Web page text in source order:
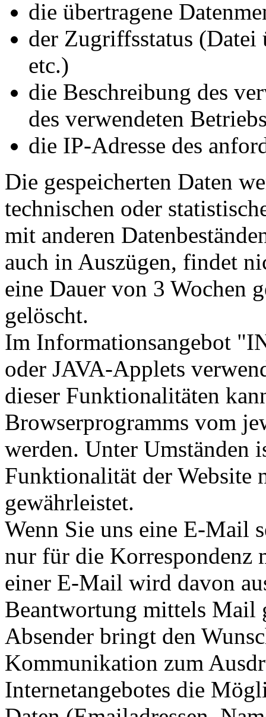
die übertragene
der Zugriffsstatus (Datei
etc.)
die Beschreibung des
des verwendeten
die IP-Adresse des
Die gespeicherten Daten
technischen oder
mit anderen
auch in Auszügen, findet
eine Dauer von 3 Wochen
gelöscht.
Im Informationsangebot
oder JAVA-Applets
dieser Funktionalitäten
Browserprogramms vom
werden. Unter Umständen
Funktionalität der Website
gewährleistet.
Wenn Sie uns eine E-Mail
nur für die Korrespondenz
einer E-Mail wird davon
Beantwortung mittels Mail
Absender bringt den
Kommunikation zum
Internetangebotes die